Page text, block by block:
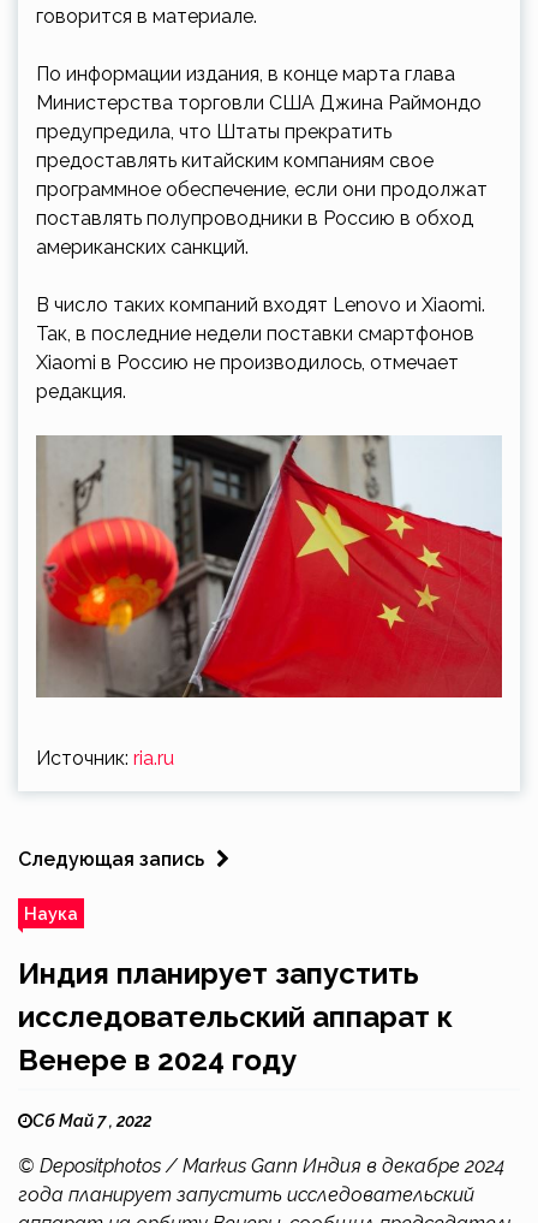
говорится в материале.
По информации издания, в конце марта глава
Министерства торговли США Джина Раймондо
предупредила, что Штаты прекратить
предоставлять китайским компаниям свое
программное обеспечение, если они продолжат
поставлять полупроводники в Россию в обход
американских санкций.
В число таких компаний входят Lenovo и Xiaomi.
Так, в последние недели поставки смартфонов
Xiaomi в Россию не производилось, отмечает
редакция.
Источник: ria.ru
Следующая запись
Наука
Индия планирует запустить
исследовательский аппарат к
Венере в 2024 году
Сб Май 7 , 2022
© Depositphotos / Markus Gann Индия в декабре 2024
года планирует запустить исследовательский